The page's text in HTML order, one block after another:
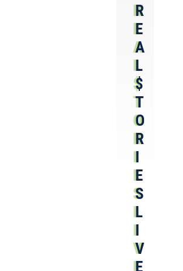
R
E
A
L
$
T
O
R
I
E
S
L
I
V
E